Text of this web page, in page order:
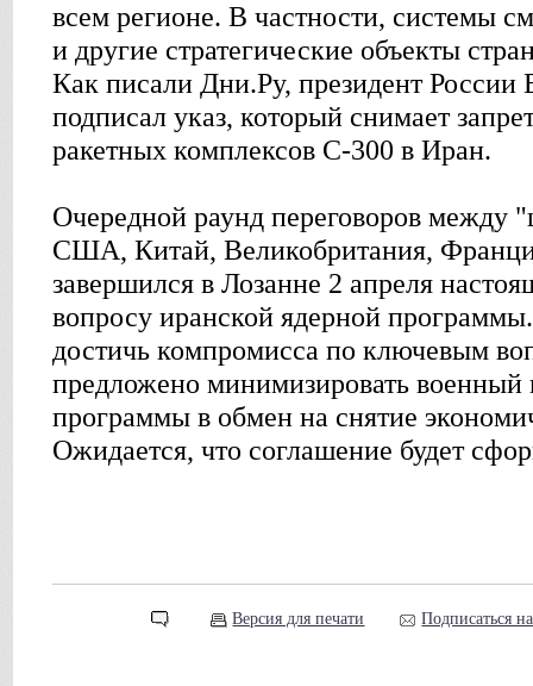
всем регионе. В частности, системы
и другие стратегические объекты
Как писали Дни.Ру, президент
подписал указ, который снимает
ракетных комплексов С-300 в Иран.
Очередной раунд переговоров между
США, Китай, Великобритания,
завершился в Лозанне 2 апреля
вопросу иранской ядерной
достичь компромисса по ключевым
предложено минимизировать военный
программы в обмен на снятие
Ожидается, что соглашение будет
Версия для печати Подписаться